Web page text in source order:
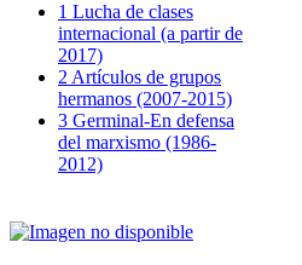
1 Lucha de clases
internacional (a partir de
2017)
2 Artículos de grupos
hermanos (2007-2015)
3 Germinal-En defensa
del marxismo (1986-
2012)